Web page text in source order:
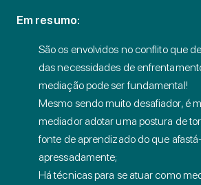
Em resumo:
São os envolvidos no conflito que
das necessidades de
mediação pode ser fundamental!
Mesmo sendo muito desafiador, é
mediador adotar uma postura de
fonte de aprendizado do que
apressadamente;
Há técnicas para se atuar como